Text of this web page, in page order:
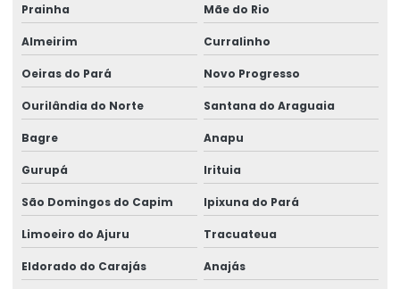
Prainha Mãe do Rio
Almeirim Curralinho
Oeiras do Pará Novo Progresso
Ourilândia do Norte Santana do Araguaia
Bagre Anapu
Gurupá Irituia
São Domingos do Capim Ipixuna do Pará
Limoeiro do Ajuru Tracuateua
Eldorado do Carajás Anajás